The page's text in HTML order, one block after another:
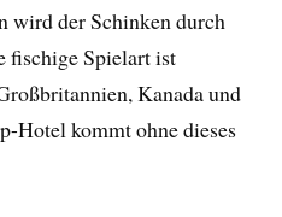
wird der Schinken durch
fischige Spielart ist
Kanada und
Hotel kommt ohne dieses